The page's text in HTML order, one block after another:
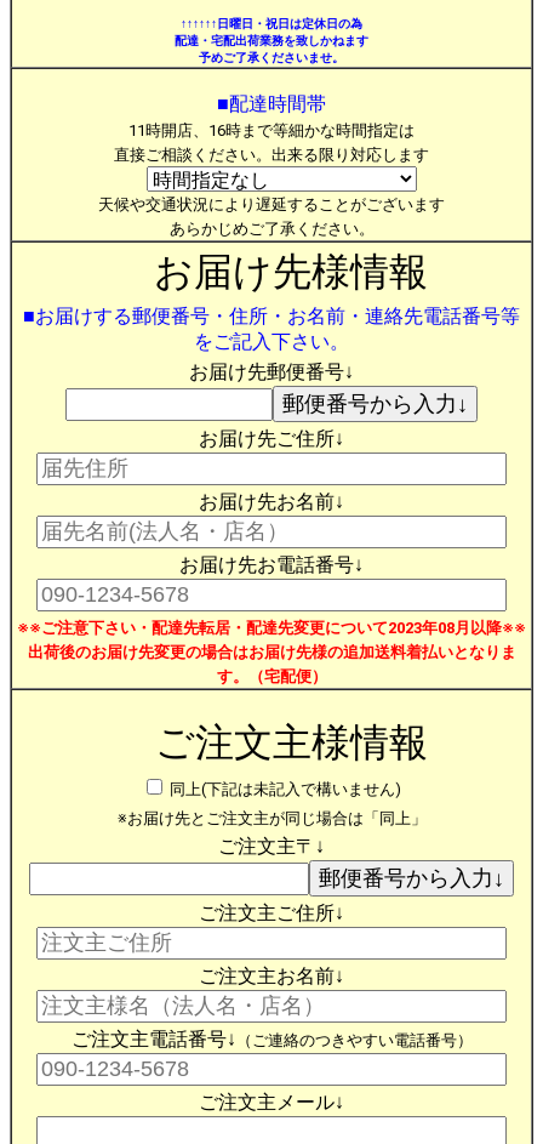
↑↑↑↑↑↑日曜日・祝日は定休日の為
配達・宅配出荷業務を致しかねます
予めご了承くださいませ。
■配達時間帯
11時開店、16時まで等細かな時間指定は
直接ご相談ください。出来る限り対応します
天候や交通状況により遅延することがございます
あらかじめご了承ください。
お届け先様情報
■お届けする郵便番号・住所・お名前・連絡先電話番号等
をご記入下さい。
お届け先郵便番号↓
お届け先ご住所↓
お届け先お名前↓
お届け先お電話番号↓
※※ご注意下さい・配達先転居・配達先変更について2023年08月以降※※
出荷後のお届け先変更の場合はお届け先様の追加送料着払いとなりま
す。（宅配便）
ご注文主様情報
同上(下記は未記入で構いません)
※お届け先とご注文主が同じ場合は「同上」
ご注文主〒↓
ご注文主ご住所↓
ご注文主お名前↓
ご注文主電話番号↓ （ご連絡のつきやすい電話番号）
ご注文主メール↓